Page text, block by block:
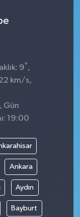
9° ,
km/s,
Gün
19:00
Ankara
Aydın
Bayburt